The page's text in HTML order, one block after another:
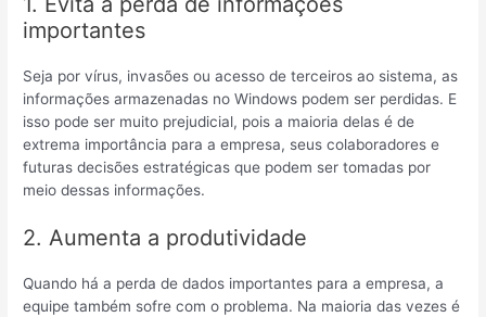
importantes
Seja por vírus, invasões ou acesso de terceiros ao sistema, as
informações armazenadas no Windows podem ser perdidas. E
isso pode ser muito prejudicial, pois a maioria delas é de
extrema importância para a empresa, seus colaboradores e
futuras decisões estratégicas que podem ser tomadas por
meio dessas informações.
2. Aumenta a produtividade
Quando há a perda de dados importantes para a empresa, a
equipe também sofre com o problema. Na maioria das vezes é